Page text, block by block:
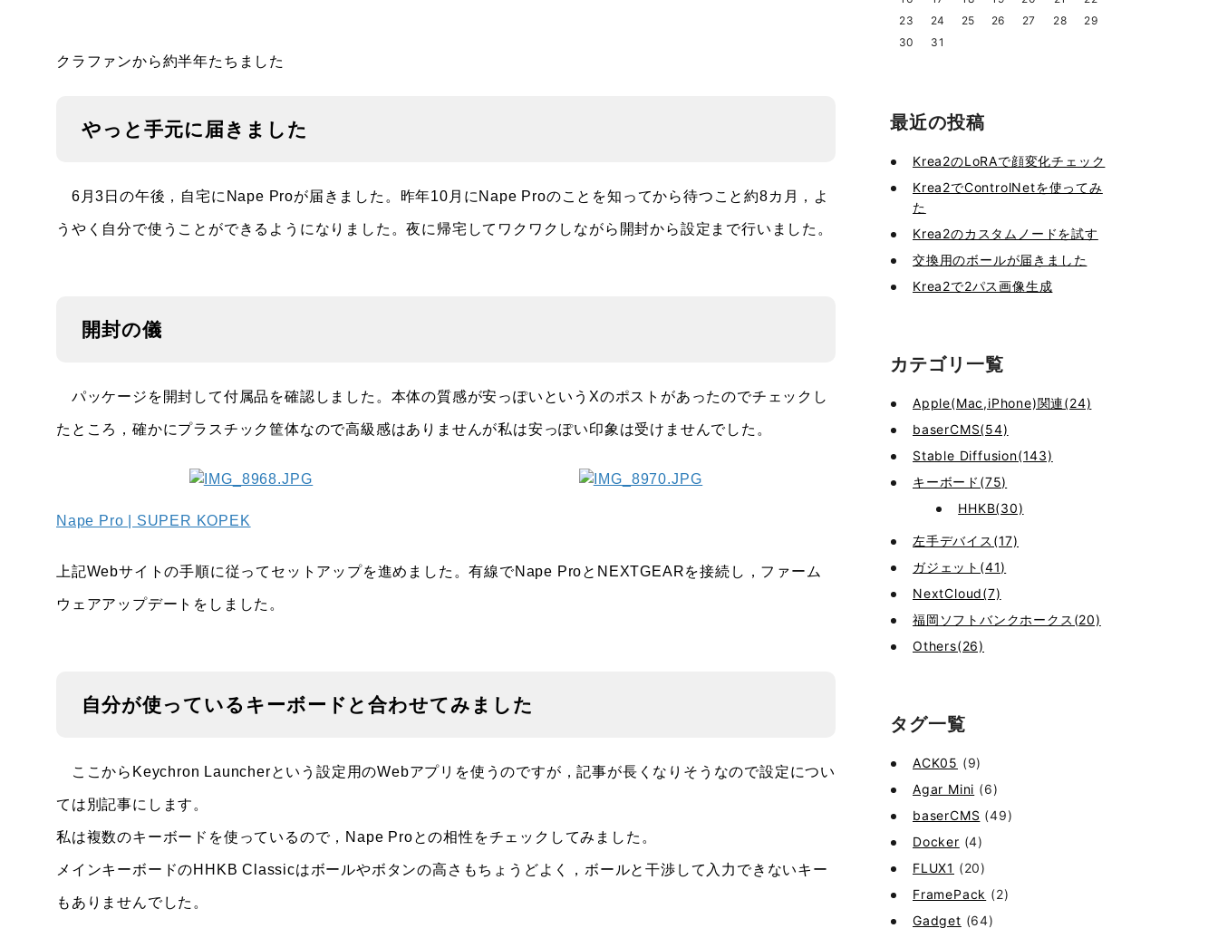
クラファンから約半年たちました
やっと手元に届きました
6月3日の午後，自宅にNape Proが届きました。昨年10月にNape Proのことを知ってから待つこと約8カ月，よ
うやく自分で使うことができるようになりました。夜に帰宅してワクワクしながら開封から設定まで行いました。
開封の儀
パッケージを開封して付属品を確認しました。本体の質感が安っぽいというXのポストがあったのでチェックし
たところ，確かにプラスチック筐体なので高級感はありませんが私は安っぽい印象は受けませんでした。
Nape Pro | SUPER KOPEK
上記Webサイトの手順に従ってセットアップを進めました。有線でNape ProとNEXTGEARを接続し，ファーム
ウェアアップデートをしました。
自分が使っているキーボードと合わせてみました
ここからKeychron Launcherという設定用のWebアプリを使うのですが，記事が長くなりそうなので設定につい
ては別記事にします。
私は複数のキーボードを使っているので，Nape Proとの相性をチェックしてみました。
メインキーボードのHHKB Classicはボールやボタンの高さもちょうどよく，ボールと干渉して入力できないキー
もありませんでした。
23
24 25 26 27 28
29
30
31
最近の投稿
Krea2のLoRAで顔変化チェック
Krea2でControlNetを使ってみ
た
Krea2のカスタムノードを試す
交換用のボールが届きました
Krea2で2パス画像生成
カテゴリ一覧
Apple(Mac,iPhone)関連(24)
baserCMS(54)
Stable Diffusion(143)
キーボード(75)
HHKB(30)
左手デバイス(17)
ガジェット(41)
NextCloud(7)
福岡ソフトバンクホークス(20)
Others(26)
タグ一覧
ACK05 (9)
Agar Mini (6)
baserCMS (49)
Docker (4)
FLUX1 (20)
FramePack (2)
Gadget (64)